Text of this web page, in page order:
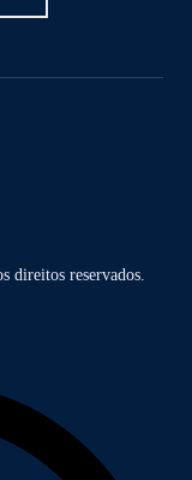
direitos reservados.